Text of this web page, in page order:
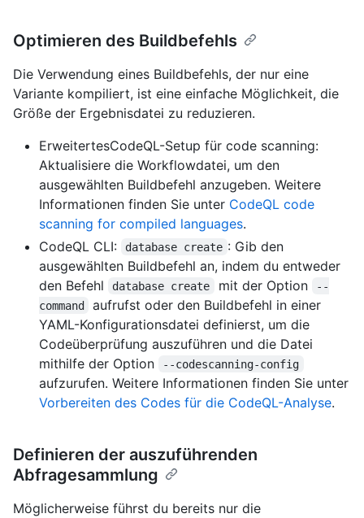
Optimieren des Buildbefehls
Die Verwendung eines Buildbefehls, der nur eine
Variante kompiliert, ist eine einfache Möglichkeit, die
Größe der Ergebnisdatei zu reduzieren.
ErweitertesCodeQL-Setup für code scanning:
Aktualisiere die Workflowdatei, um den
ausgewählten Buildbefehl anzugeben. Weitere
Informationen finden Sie unter CodeQL code
scanning for compiled languages.
CodeQL CLI:
database create : Gib den
ausgewählten Buildbefehl an, indem du entweder
den Befehl
database create mit der Option
--
command
aufrufst oder den Buildbefehl in einer
YAML-Konfigurationsdatei definierst, um die
Codeüberprüfung auszuführen und die Datei
mithilfe der Option
--codescanning-config
aufzurufen. Weitere Informationen finden Sie unter
Vorbereiten des Codes für die CodeQL-Analyse.
Definieren der auszuführenden
Abfragesammlung
Möglicherweise führst du bereits nur die